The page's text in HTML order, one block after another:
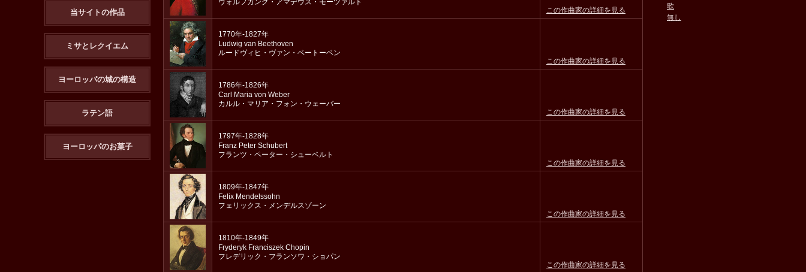
この作曲家の詳細を見る
1770年-1827年
Ludwig van Beethoven
ルードヴィヒ・ヴァン・ベートーベン
この作曲家の詳細を見る
1786年-1826年
Carl Maria von Weber
カルル・マリア・フォン・ウェーバー
この作曲家の詳細を見る
1797年-1828年
Franz Peter Schubert
フランツ・ペーター・シューベルト
この作曲家の詳細を見る
1809年-1847年
Felix Mendelssohn
フェリックス・メンデルスゾーン
この作曲家の詳細を見る
1810年-1849年
Fryderyk Franciszek Chopin
フレデリック・フランソワ・ショパン
この作曲家の詳細を見る
当サイトの作品
ミサとレクイエム
ヨーロッパの城の構造
ラテン語
ヨーロッパのお菓子
歌
無し